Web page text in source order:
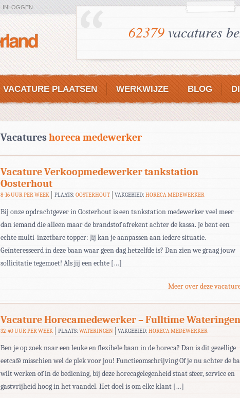
INLOGGEN
62379vacatures
VACATURE PLAATSEN WERKWIJZE BLOG
Vacatureshoreca medewerker
Vacature Verkoopmedewerker tankstation
Oosterhout
8-16 UUR PER WEEK PLAATS: OOSTERHOUT VAKGEBIED:HORECA MEDEWERKER
Bij onze opdrachtgever in Oosterhout is een tankstation medewerker veel meer
dan iemand die alleen maar de brandstof afrekent achter de kassa. Je bent een
echte multi-inzetbare topper: Jij kan je aanpassen aan iedere situatie.
Geïnteresseerd in deze baan waar geen dag hetzelfde is? Dan zien we graag jouw
sollicitatie tegemoet! Als jij een echte […]
Meer over deze
Vacature Horecamedewerker – Fulltime Wateringen
32-40 UUR PER WEEK PLAATS: WATERINGEN VAKGEBIED:HORECA MEDEWERKER
Ben je op zoek naar een leuke en flexibele baan in de horeca? Dan is dit gezellige
eetcafé misschien wel de plek voor jou! Functieomschrijving Of je nu achter de
wilt werken of in de bediening, bij deze horecagelegenheid staat sfeer, service en
gastvrijheid hoog in het vaandel. Het doel is om elke klant […]